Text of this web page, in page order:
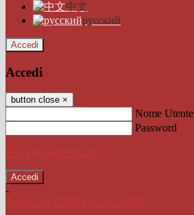
中文
русский
Accedi
Accedi
button close ×
Nome Utente
Password
Password dimenticata?
-
Entra con SPID
Entra con CIE